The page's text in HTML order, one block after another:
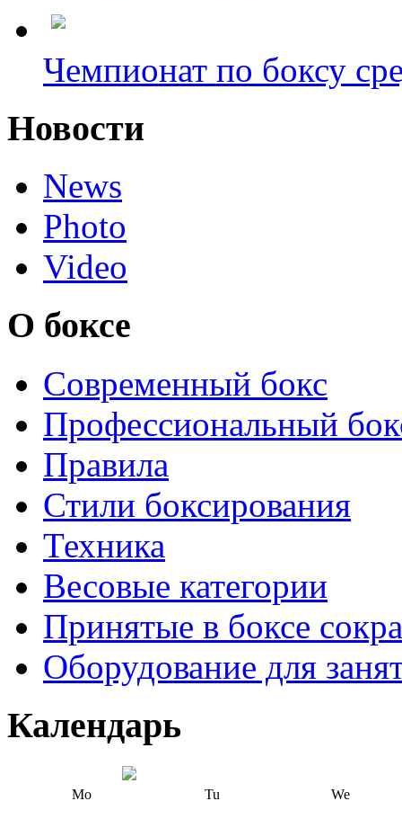
Чемпионат по боксу
Новости
News
Photo
Video
О боксе
Современный бокс
Профессиональный
Правила
Стили боксирования
Техника
Весовые категории
Принятые в боксе
Оборудование для
Календарь
Mo Tu We